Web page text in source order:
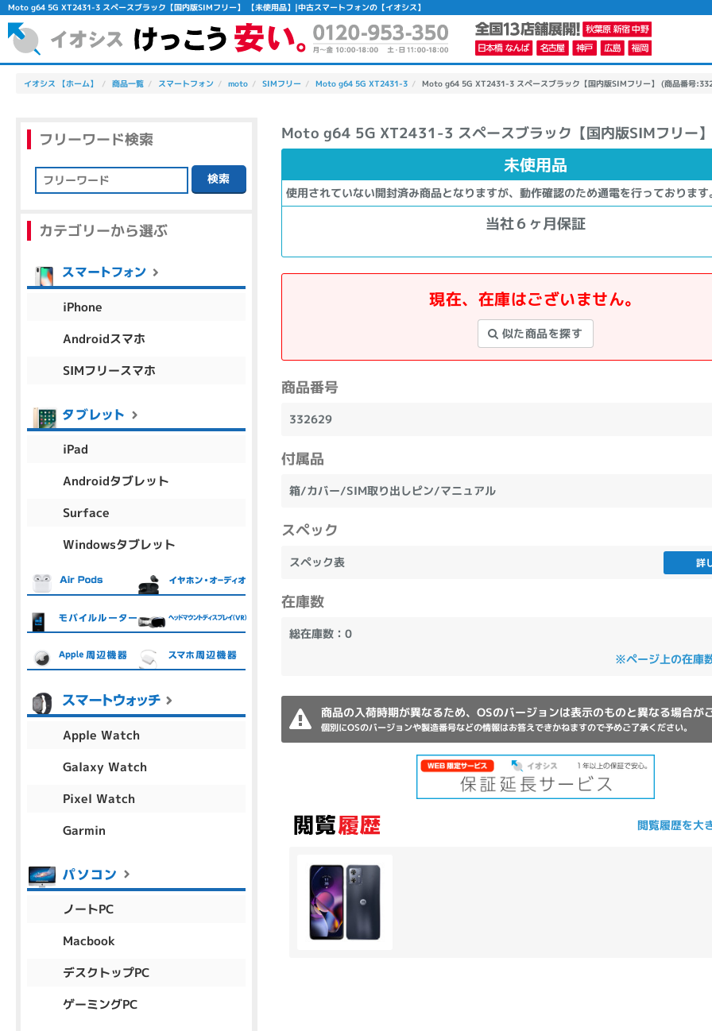
Moto g64 5G XT2431-3 スペースブラック【国内版SIMフリー】 【未使用品】|中古スマートフォンの【イオシス】
イオシス 【ホーム】 商品一覧 スマートフォン moto SIMフリー Moto g64 5G XT2431-3 Moto g64 5G XT2431-3 スペースブラック【国内版SIMフリー】 (商品番号
Moto g64 5G XT2431-3 スペースブラック【国内版SIMフリー】
未使用品
使用されていない開封済み商品となりますが、動作確認のため通電を行っております
当社６ヶ月保証
現在、在庫はございません。
似た商品を探す
商品番号
332629
付属品
箱/カバー/SIM取り出しピン/マニュアル
スペック
スペック表 詳
在庫数
総在庫数：0
※ページ上の在庫
商品の入荷時期が異なるため、OSのバージョンは表示のものと異なる場合が
個別にOSのバージョンや製造番号などの情報はお答えできかねますので予めご了承ください。
閲覧履歴を大
フリーワード検索
検索
カテゴリーから選ぶ
iPhone
Androidスマホ
SIMフリースマホ
iPad
Androidタブレット
Surface
Windowsタブレット
Apple Watch
Galaxy Watch
Pixel Watch
Garmin
ノートPC
Macbook
デスクトップPC
ゲーミングPC
かんたんパソコン検索に切り替える
除外ワード
人気の検索ワード：Let's note EliteBook
カテゴリー
商品ジャンルの絞り込み
商品シリーズ名・ブランド名の絞り込み。
Thinkpad
aspire Inspiron
メーカー
商品の搭載機能による絞り込み
Webカメラ内蔵
ランク
商品状態の絞り込み
新品/未使用 中古 新品 Aランク Bランク Cランク Apple M1 Apple M2 Ryzen 9
Core i7
Core i5 Core i3
メモリ
容量
~
円 ～